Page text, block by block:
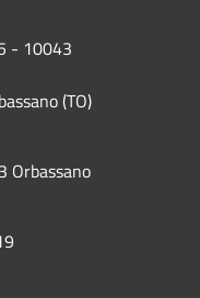
- 10043
(TO)
Orbassano